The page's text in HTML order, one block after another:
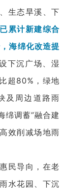
生态旱溪、下
累计新建综合
海绵化改造提
下沉广场、湿
超80%，绿地
及周边道路雨
绵调蓄”融合建
效削减场地雨
民导向，在老
水花园、下沉